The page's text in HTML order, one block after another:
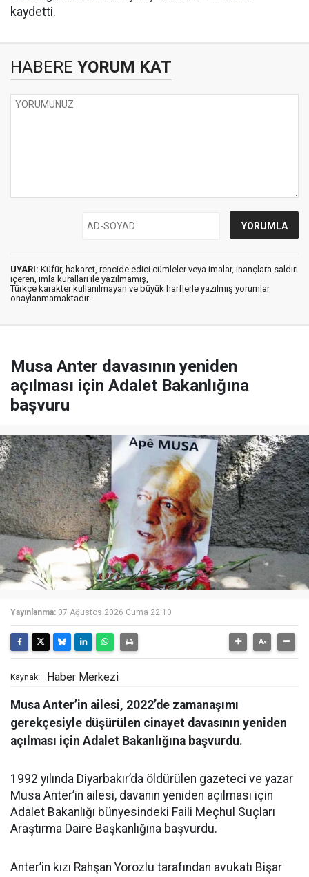
kaydetti.
HABERE YORUM KAT
UYARI: Küfür, hakaret, rencide edici cümleler veya imalar, inançlara saldırı
içeren, imla kuralları ile yazılmamış,
Türkçe karakter kullanılmayan ve büyük harflerle yazılmış yorumlar
onaylanmamaktadır.
Musa Anter davasının yeniden
açılması için Adalet Bakanlığına
başvuru
Yayınlanma: 07 Ağustos 2026 Cuma 22:10
Kaynak: Haber Merkezi
Musa Anter’in ailesi, 2022’de zamanaşımı
gerekçesiyle düşürülen cinayet davasının yeniden
açılması için Adalet Bakanlığına başvurdu.
1992 yılında Diyarbakır’da öldürülen gazeteci ve yazar
Musa Anter’in ailesi, davanın yeniden açılması için
Adalet Bakanlığı bünyesindeki Faili Meçhul Suçları
Araştırma Daire Başkanlığına başvurdu.
Anter’in kızı Rahşan Yorozlu tarafından avukatı Bişar